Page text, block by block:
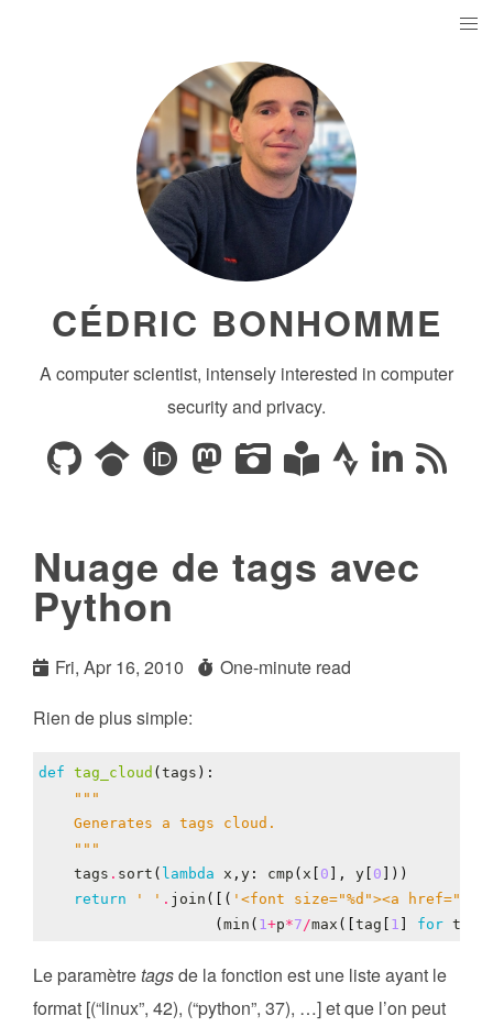
CÉDRIC BONHOMME
A computer scientist, intensely interested in computer
security and privacy.
Nuage de tags avec
Python
Fri, Apr 16, 2010
One-minute read
Rien de plus simple:
def tag_cloud ( tags ):
    """
tags . sort ( lambda x , y : cmp ( x 0 ], y 0 ]))
return
' ' . join ([( '<font size="%d "><a href="/q/
( min ( 1+p*7/max ([ tag 1 for tag
Le paramètretagsde la fonction est une liste ayant le
format [(“linux”, 42), (“python”, 37), …] et que l’on peut